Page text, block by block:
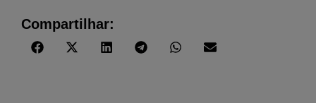
Compartilhar: